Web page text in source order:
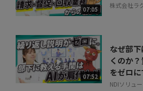
07:05
株式会社ラ
07:52
なぜ部
くのか
をゼロ
NDIソリュ